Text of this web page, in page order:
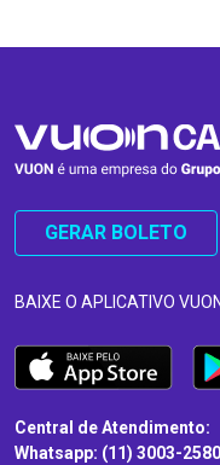
GERAR BOLETO
BAIXE O APLICATIVO VUON
Central de Atendimento:
Whatsapp: (11) 3003-2580